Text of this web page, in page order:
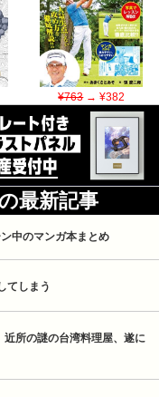
¥763→ ¥382
最新記事
中のマンガ本まとめ
てしまう
近所の謎の台湾料理屋、遂に